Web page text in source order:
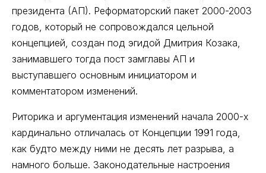
президента (АП). Реформаторский пакет 2000-2003
годов, который не сопровождался цельной
концепцией, создан под эгидой Дмитрия Козака,
занимавшего тогда пост замглавы АП и
выступавшего основным инициатором и
комментатором изменений.
Риторика и аргументация изменений начала 2000-х
кардинально отличалась от Концепции 1991 года,
как будто между ними не десять лет разрыва, а
намного больше. Законодательные настроения